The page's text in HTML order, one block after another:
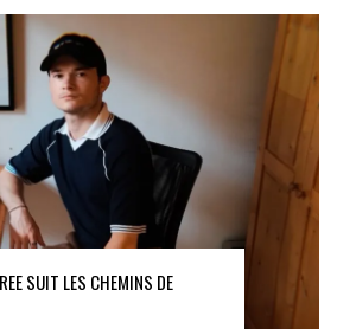
SUIT LES CHEMINS DE